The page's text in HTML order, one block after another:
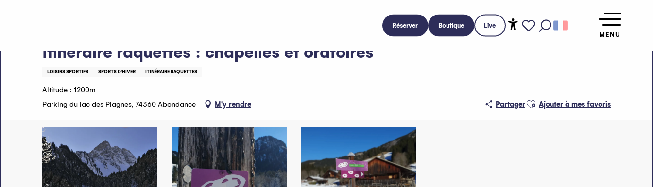
Réserver Boutique Live
MENU
Itinéraire raquettes : chapelles et oratoires
LOISIRS SPORTIFS SPORTS D'HIVER ITINÉRAIRE RAQUETTES
Altitude : 1200m
Parking du lac des Plagnes, 74360 Abondance
M'y rendre PartagerAjouter aux favoris
Ajouter à mes favoris